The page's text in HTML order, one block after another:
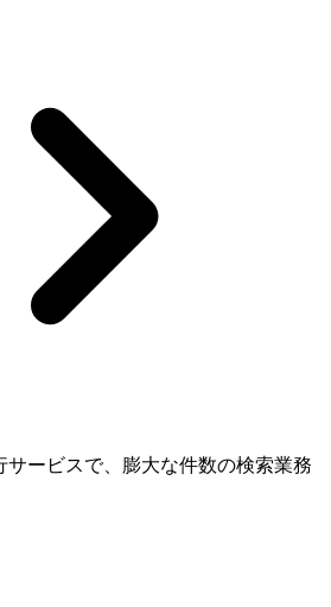
サービスで、膨大な件数の検索業務